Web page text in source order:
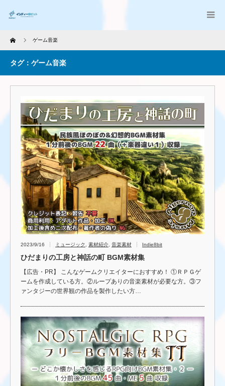
Home ゲーム音楽
タグ：ゲーム音楽
2023/9/16 ミュージック 素材紹介 音楽素材 Indie8bit
ひだまりの工房と神話の町 BGM素材集
【広告・PR】 こんなゲームクリエイターにおすすめ！ ①ＲＰＧゲ
ームを作成している方。②ループありの音楽素材が必要な方。③フ
ァンタジーの世界観の作品を製作したい方…